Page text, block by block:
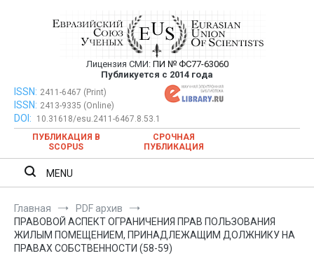
Евразийский Союз Ученых —
публикация научных статей в
ежемесячном научном журнале
Лицензия СМИ: ПИ № ФС77-63060
Публикуется с 2014 года
Евразийский Союз Ученых — публикация научных статей в
ежемесячном научном журнале
ISSN: 2411-6467 (Print)
ISSN: 2413-9335 (Online)
DOI:
10.31618/esu.2411-6467.8.53.1
ПУБЛИКАЦИЯ В
SCOPUS
СРОЧНАЯ
ПУБЛИКАЦИЯ
MENU
Главная
PDF архив
ПРАВОВОЙ АСПЕКТ ОГРАНИЧЕНИЯ ПРАВ ПОЛЬЗОВАНИЯ
ЖИЛЫМ ПОМЕЩЕНИЕМ, ПРИНАДЛЕЖАЩИМ ДОЛЖНИКУ НА
ПРАВАХ СОБСТВЕННОСТИ (58-59)